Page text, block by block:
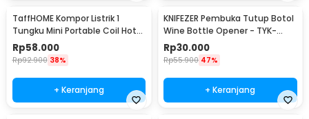
TaffHOME Kompor Listrik 1
Tungku Mini Portable Coil Hot
Plate 500W - C1-1000-03
Rp58.000
Rp92.900 38%
+ Keranjang
KNIFEZER Pembuka Tutup Botol
Wine Bottle Opener - TYK-
074B
Rp30.000
Rp55.900 47%
+ Keranjang